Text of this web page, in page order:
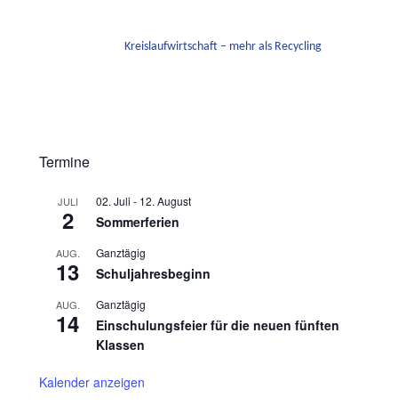
Kreislaufwirtschaft – mehr als Recycling
Termine
JULI
2
02. Juli - 12. August
Sommerferien
AUG.
13
Ganztägig
Schuljahresbeginn
AUG.
14
Ganztägig
Einschulungsfeier für die neuen fünften
Klassen
Kalender anzeigen